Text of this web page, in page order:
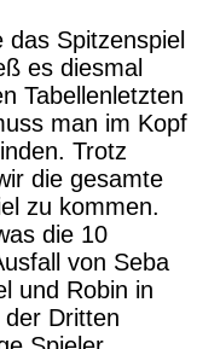
Spitzenspiel
es diesmal
Tabellenletzten
man im Kopf
Trotz
die gesamte
zu kommen.
die 10
von Seba
und Robin in
Dritten